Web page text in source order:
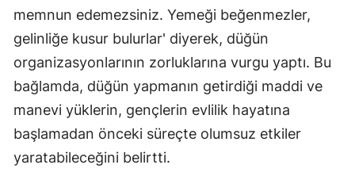
Muğla
Nevşehir
Ordu
memnun edemezsiniz. Yemeği beğenmezler,
gelinliğe kusur bulurlar' diyerek, düğün
organizasyonlarının zorluklarına vurgu yaptı. Bu
bağlamda, düğün yapmanın getirdiği maddi ve
manevi yüklerin, gençlerin evlilik hayatına
başlamadan önceki süreçte olumsuz etkiler
yaratabileceğini belirtti.